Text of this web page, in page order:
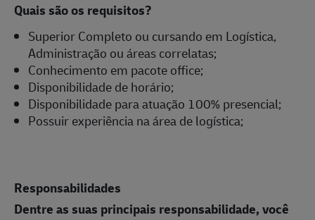
Quais são os requisitos?
Superior Completo ou cursando em Logística,
Administração ou áreas correlatas;
Conhecimento em pacote office;
Disponibilidade de horário;
Disponibilidade para atuação 100% presencial;
Possuir experiência na área de logística;
Responsabilidades
Dentre as suas principais responsabilidade, você